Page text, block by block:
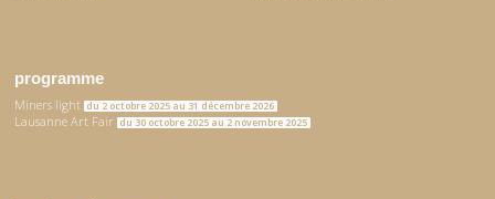
programme
Miners light du 2 octobre 2025 au 31 décembre 2026
Lausanne Art Fair du 30 octobre 2025 au 2 novembre 2025